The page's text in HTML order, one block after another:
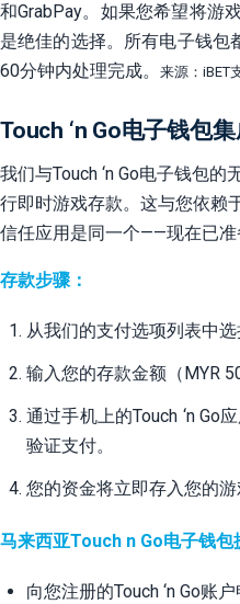
和GrabPay。如果您希望将游
是绝佳的选择。所有电子钱包
60分钟内处理完成。
来源：iBET
Touch ‘n Go电子钱包
我们与Touch ‘n Go电子钱包
行即时游戏存款。这与您依赖
信任应用是同一个——现在已准
存款步骤：
从我们的支付选项列表中选
输入您的存款金额（MYR
通过手机上的Touch ‘n Go
验证支付。
您的资金将立即存入您的游
马来西亚Touch n Go电子钱包
向您注册的Touch ‘n Go账户